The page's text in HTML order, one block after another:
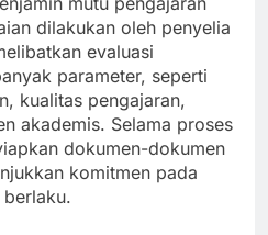
dilakukan oleh penyelia
evaluasi
parameter, seperti
kualitas pengajaran,
akademis. Selama proses
dokumen-dokumen
komitmen pada